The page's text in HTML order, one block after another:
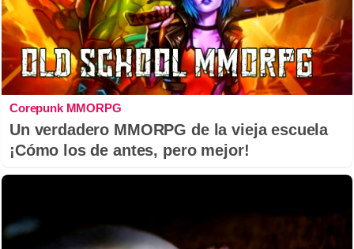
Corepunk MMORPG
Un verdadero MMORPG de la vieja escuela
¡Cómo los de antes, pero mejor!